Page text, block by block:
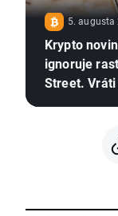
5. augusta
Krypto
ignoruje
Street.